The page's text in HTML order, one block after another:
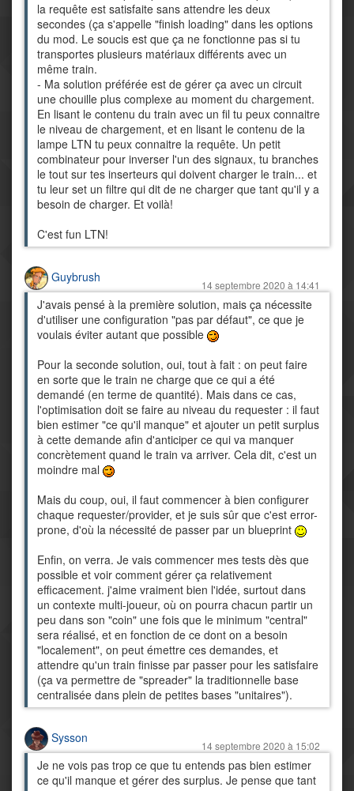
la requête est satisfaite sans attendre les deux
secondes (ça s'appelle "finish loading" dans les options
du mod. Le soucis est que ça ne fonctionne pas si tu
transportes plusieurs matériaux différents avec un
même train.
- Ma solution préférée est de gérer ça avec un circuit
une chouille plus complexe au moment du chargement.
En lisant le contenu du train avec un fil tu peux connaitre
le niveau de chargement, et en lisant le contenu de la
lampe LTN tu peux connaitre la requête. Un petit
combinateur pour inverser l'un des signaux, tu branches
le tout sur tes inserteurs qui doivent charger le train... et
tu leur set un filtre qui dit de ne charger que tant qu'il y a
besoin de charger. Et voilà!
C'est fun LTN!
Guybrush
14 septembre 2020 à 14:41
J'avais pensé à la première solution, mais ça nécessite
d'utiliser une configuration "pas par défaut", ce que je
voulais éviter autant que possible
Pour la seconde solution, oui, tout à fait : on peut faire
en sorte que le train ne charge que ce qui a été
demandé (en terme de quantité). Mais dans ce cas,
l'optimisation doit se faire au niveau du requester : il faut
bien estimer "ce qu'il manque" et ajouter un petit surplus
à cette demande afin d'anticiper ce qui va manquer
concrètement quand le train va arriver. Cela dit, c'est un
moindre mal
Mais du coup, oui, il faut commencer à bien configurer
chaque requester/provider, et je suis sûr que c'est error-
prone, d'où la nécessité de passer par un blueprint
Enfin, on verra. Je vais commencer mes tests dès que
possible et voir comment gérer ça relativement
efficacement. j'aime vraiment bien l'idée, surtout dans
un contexte multi-joueur, où on pourra chacun partir un
peu dans son "coin" une fois que le minimum "central"
sera réalisé, et en fonction de ce dont on a besoin
"localement", on peut émettre ces demandes, et
attendre qu'un train finisse par passer pour les satisfaire
(ça va permettre de "spreader" la traditionnelle base
centralisée dans plein de petites bases "unitaires").
Sysson
14 septembre 2020 à 15:02
Je ne vois pas trop ce que tu entends pas bien estimer
ce qu'il manque et gérer des surplus. Je pense que tant